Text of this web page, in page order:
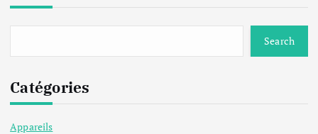
Search
Catégories
Appareils